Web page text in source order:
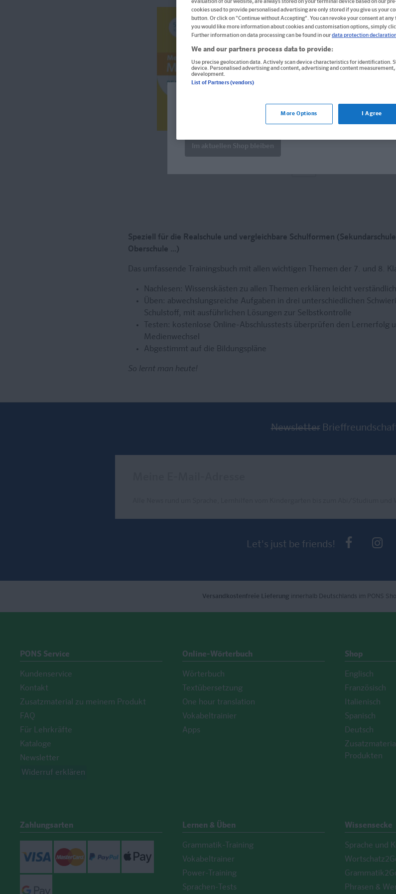
5./6. Klasse
für Realschule und
Format: 16,9 x 24,1 cm
ISBN: 978-3-12-927314-2
Derzeit nicht erhältlich.
Speziell für die Realschule und vergleichbare Schulformen
Oberschule …)
Das umfassende Trainingsbuch mit allen wichtigen Themen der 7. und 8.
Nachlesen: Wissenskästen zu allen Themen erklären leicht
Üben: abwechslungsreiche Aufgaben in drei unterschiedlichen
Schulstoff, mit ausführlichen Lösungen zur Selbstkontrolle
Testen: kostenlose Online-Abschlusstests überprüfen den Lernerfolg
Medienwechsel
Abgestimmt auf die Bildungspläne
So lernt man heute!
Newsletter
Let's just be friends! PONS
Versandkostenfreie Lieferung innerhalb Deutschlands im PONS
PONS Service
Kundenservice
Kontakt
Zusatzmaterial zu meinem Produkt
FAQ
Für Lehrkräfte
Kataloge
Newsletter
Widerruf erklären
Online-Wörterbuch
Wörterbuch
Textübersetzung
One hour translation
Vokabeltrainier
Apps
Shop
Englisch
Französisch
Italienisch
Spanisch
Deutsch
Produkten
Zahlungsarten
Mastercard
Lernen & Üben
Grammatik-Training
Vokabeltrainer
Power-Training
Sprachen-Tests
Wissensecke
Sprache und
Phrasen &
Produkte für die USA bestellen Sie bitte über
Im aktuellen Shop bleiben
evaluation of our website, are always stored on your terminal device based on our
cookies used to provide personalised advertising are only stored if you give us your
button. Or click on "Continue without Accepting". You can revoke your consent at
you would like more information about cookies and customisation options, simply
Further information on data processing can be found in ourdata protection
We and our partners process data to provide:
Use precise geolocation data. Actively scan device characteristics for identification.
device. Personalised advertising and content, advertising and content measurement,
development.
List of Partners (vendors)
More Options I Agree